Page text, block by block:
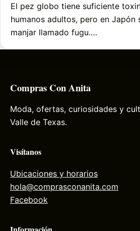
El pez globo tiene suficiente
humanos adultos, pero en Japón
manjar llamado fugu.…
Compras Con Anita
Moda, ofertas, curiosidades y
Valle de Texas.
Visítanos
Ubicaciones y horarios
hola@comprasconanita.com
Facebook